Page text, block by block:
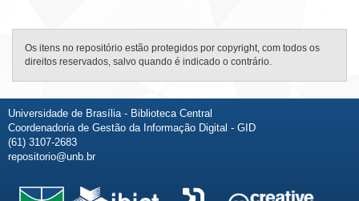
Os itens no repositório estão protegidos por copyright, com todos os
direitos reservados, salvo quando é indicado o contrário.
Universidade de Brasília - Biblioteca Central
Coordenadoria de Gestão da Informação Digital - GID
(61) 3107-2683
repositorio@unb.br